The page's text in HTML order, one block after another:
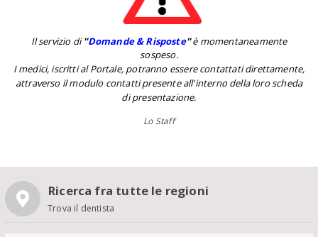
Il servizio di''Domande & Risposte''è momentaneamente
sospeso.
I medici, iscritti al Portale, potranno essere contattati direttamente,
attraverso il modulo contatti presente all'interno della loro scheda
di presentazione.
Lo Staff
Ricerca fra tutte le regioni
Trova il dentista